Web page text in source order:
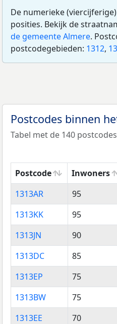
De numerieke
posities. Bekijk de
de gemeente Almere.
postcodegebieden: 1312,
Postcodes binnen
Tabel met de 140
Postcode
Inwoners
Postcode
Inwoners
1313AR 95
1313KK
95
1313JN
90
1313DC
85
1313EP
75
1313BW
75
1313EE
70